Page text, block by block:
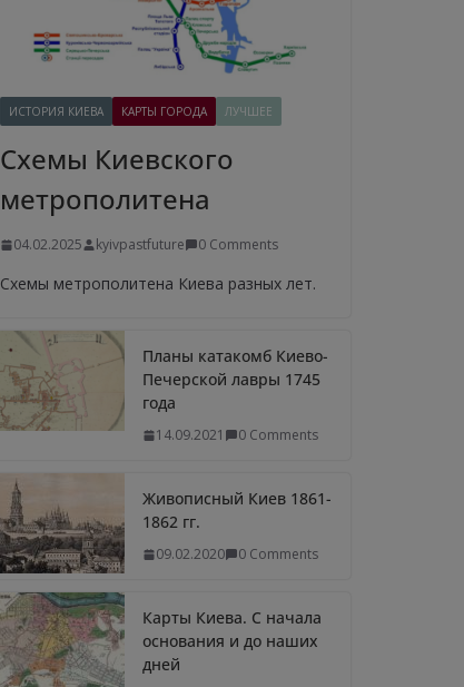
ИСТОРИЯ КИЕВА КАРТЫ ГОРОДА ЛУЧШЕЕ
Схемы Киевского
метрополитена
04.02.2025 kyivpastfuture 0 Comments
Схемы метрополитена Киева разных лет.
Планы катакомб Киево-
Печерской лавры 1745
года
14.09.2021 0 Comments
Живописный Киев 1861-
1862 гг.
09.02.2020 0 Comments
Карты Киева. С начала
основания и до наших
дней